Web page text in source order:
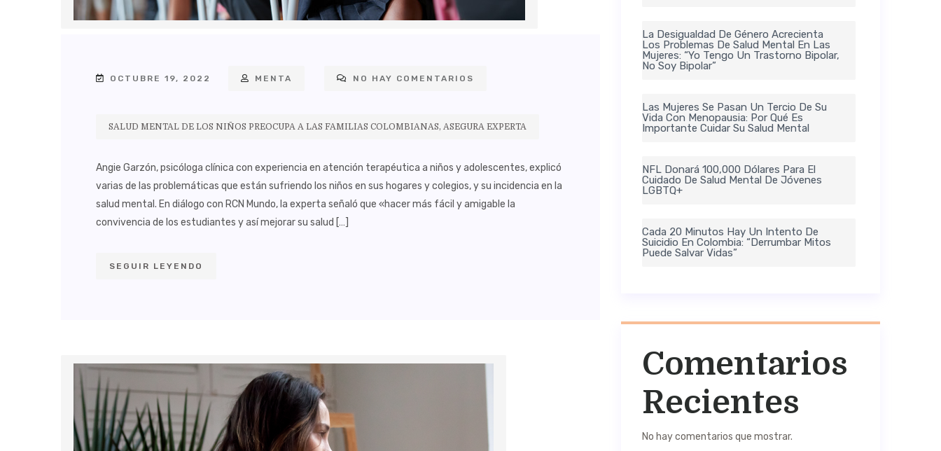
OCTUBRE 19, 2022 MENTA NO HAY COMENTARIOS
SALUD MENTAL DE LOS NIÑOS PREOCUPA A LAS FAMILIAS COLOMBIANAS, ASEGURA EXPERTA
Angie Garzón, psicóloga clínica con experiencia en atención terapéutica a niños y adolescentes, explicó
varias de las problemáticas que están sufriendo los niños en sus hogares y colegios, y su incidencia en la
salud mental. En diálogo con RCN Mundo, la experta señaló que «hacer más fácil y amigable la
convivencia de los estudiantes y así mejorar su salud […]
SEGUIR LEYENDO
La Desigualdad De Género Acrecienta
Los Problemas De Salud Mental En Las
Mujeres: “Yo Tengo Un Trastorno Bipolar,
No Soy Bipolar”
Las Mujeres Se Pasan Un Tercio De Su
Vida Con Menopausia: Por Qué Es
Importante Cuidar Su Salud Mental
NFL Donará 100,000 Dólares Para El
Cuidado De Salud Mental De Jóvenes
LGBTQ+
Cada 20 Minutos Hay Un Intento De
Suicidio En Colombia: “Derrumbar Mitos
Puede Salvar Vidas”
Comentarios
Recientes
No hay comentarios que mostrar.